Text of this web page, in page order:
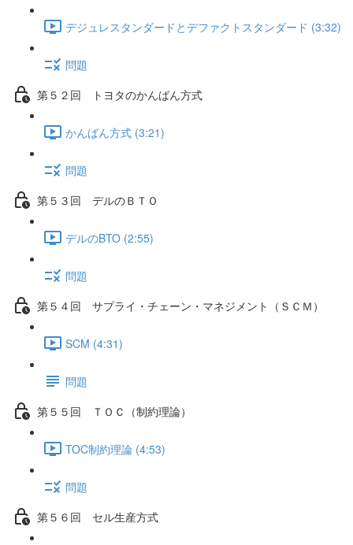
デジュレスタンダードとデファクトスタンダード (3:32)
問題
第５２回 トヨタのかんばん方式
かんばん方式 (3:21)
問題
第５３回 デルのＢＴＯ
デルのBTO (2:55)
問題
第５４回 サプライ・チェーン・マネジメント（ＳＣＭ）
SCM (4:31)
問題
第５５回 ＴＯＣ（制約理論）
TOC制約理論 (4:53)
問題
第５６回 セル生産方式